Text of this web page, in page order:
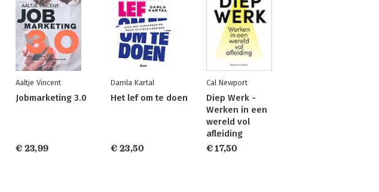
Aaltje Vincent
Jobmarketing 3.0
€ 23,99
Damla Kartal
Het lef om te doen
€ 23,50
Cal Newport
Diep Werk -
Werken in een
wereld vol
afleiding
€ 17,50